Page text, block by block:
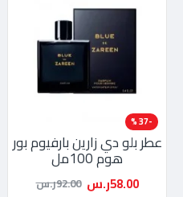
-37 %
عطر بلو دي زارين بارفيوم بور
هوم 100مل
58.00ر.س 92.00ر.س